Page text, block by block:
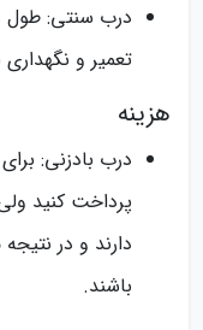
درب‌ سنتی: طول
تعمیر و نگهداری
هزینه
درب‌ بادزنی:
پرداخت کنید
دارند و در
باشند.